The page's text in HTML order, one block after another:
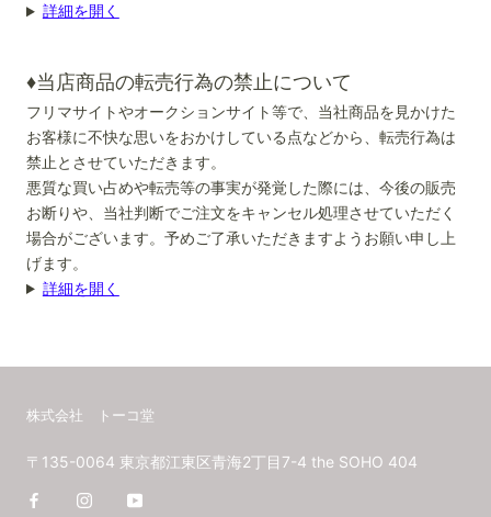
詳細を開く
♦当店商品の転売行為の禁止について
フリマサイトやオークションサイト等で、当社商品を見かけた
お客様に不快な思いをおかけしている点などから、転売行為は
禁止とさせていただきます。
悪質な買い占めや転売等の事実が発覚した際には、今後の販売
お断りや、当社判断でご注文をキャンセル処理させていただく
場合がございます。予めご了承いただきますようお願い申し上
げます。
詳細を開く
株式会社 トーコ堂
〒135-0064 東京都江東区青海2丁目7-4 the SOHO 404